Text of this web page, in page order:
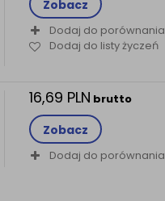
Zobacz
Dodaj do porównania
Dodaj do listy życzeń
16,69 PLN brutto
Zobacz
Dodaj do porównania